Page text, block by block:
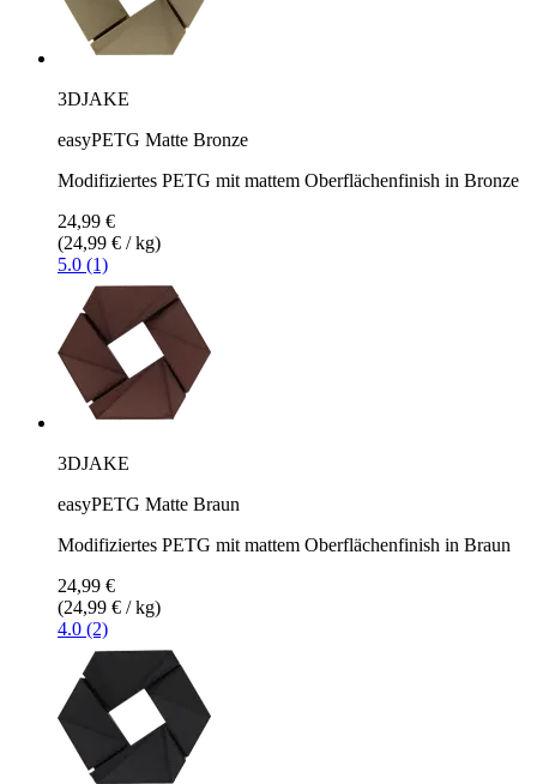
3DJAKE
easyPETG Matte Bronze
Modifiziertes PETG mit mattem Oberflächenfinish in Bronze
24,99 €
(24,99 € / kg)
5.0 (1)
3DJAKE
easyPETG Matte Braun
Modifiziertes PETG mit mattem Oberflächenfinish in Braun
24,99 €
(24,99 € / kg)
4.0 (2)